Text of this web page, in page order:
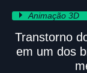
Animação 3D
Transtorno
em um dos